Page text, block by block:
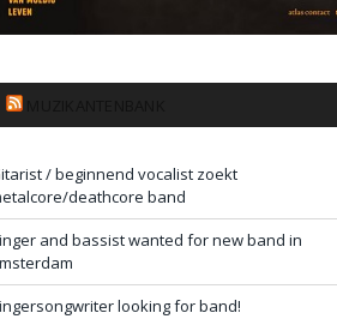
/ beginnend vocalist zoekt
deathcore band
and bassist wanted for new band in
looking for band!